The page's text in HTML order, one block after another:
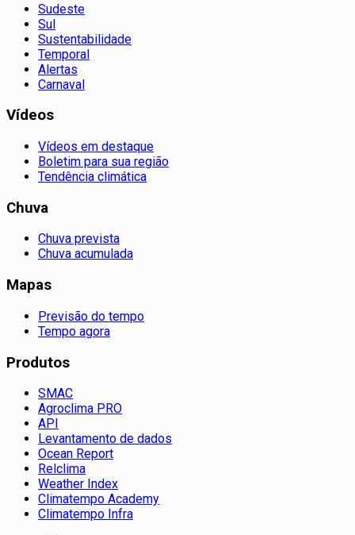
Sudeste
Sul
Sustentabilidade
Temporal
Alertas
Carnaval
Vídeos
Vídeos em destaque
Boletim para sua região
Tendência climática
Chuva
Chuva prevista
Chuva acumulada
Mapas
Previsão do tempo
Tempo agora
Produtos
SMAC
Agroclima PRO
API
Levantamento de dados
Ocean Report
Relclima
Weather Index
Climatempo Academy
Climatempo Infra